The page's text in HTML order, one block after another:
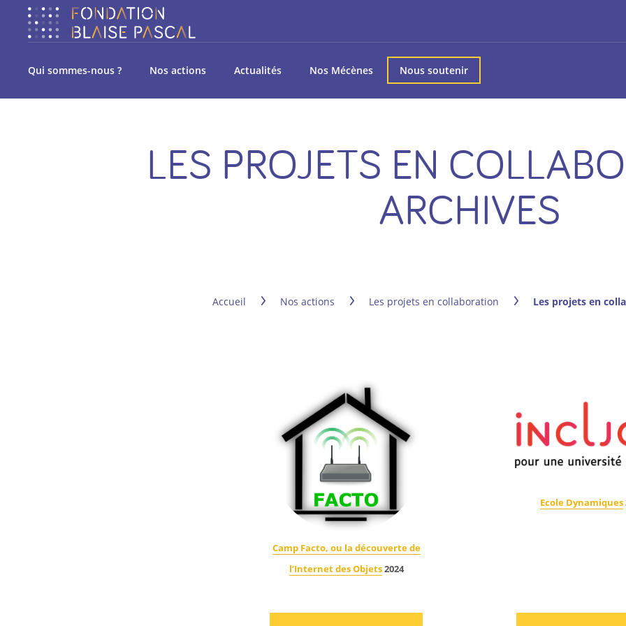
Qui sommes-nous ? Nos actions Actualités Nos Mécènes Nous soutenir
LES PROJETS EN
ARCHIVES
Accueil Nos actions Les projets en collaboration Les projets en
Camp Facto, ou la découverte de
l’Internet des Objets2024
Ecole Dynamiques